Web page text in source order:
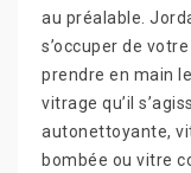
au préalable.
s’occuper de
prendre en main
vitrage qu’il
autonettoyante,
bombée ou vitre